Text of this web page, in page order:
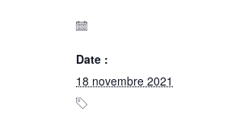
Date :
18 novembre 2021